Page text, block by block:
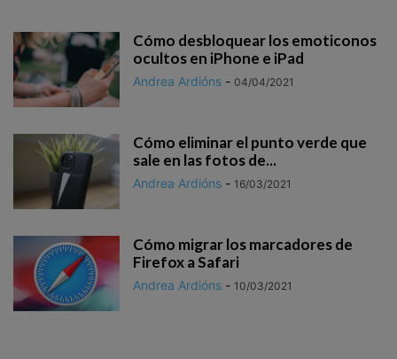
Cómo desbloquear los emoticonos
ocultos en iPhone e iPad
Andrea Ardións - 04/04/2021
Cómo eliminar el punto verde que
sale en las fotos de...
Andrea Ardións - 16/03/2021
Cómo migrar los marcadores de
Firefox a Safari
Andrea Ardións - 10/03/2021